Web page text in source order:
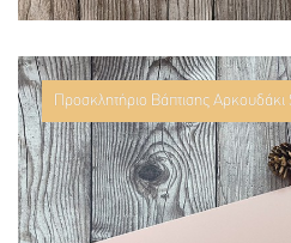
Προσκλητήριο Βάπτισης